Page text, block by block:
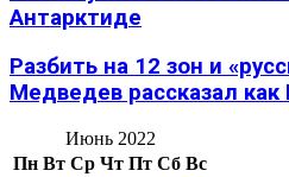
Антарктиде
Разбить на 12 зон и
Медведев рассказал как
Июнь 2022
Пн Вт Ср Чт Пт Сб Вс